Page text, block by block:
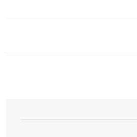
من الفنون الهندسية التي ارتبطت
بلاد الشام ومصر خاصة، حيث يحرص
وخاصة في الواجهات